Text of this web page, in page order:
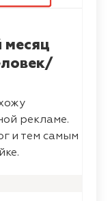
месяц
рекламе.
и тем самым